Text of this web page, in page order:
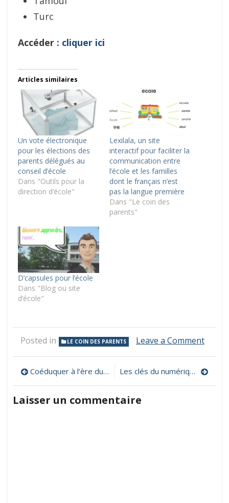
Turc
Accéder : cliquer ici
Articles similaires
Un vote électronique
pour les élections des
parents délégués au
conseil d’école
Dans "Outils pour la
direction d’école"
Lexilala, un site
interactif pour faciliter la
communication entre
l’école et les familles
dont le français n’est
pas la langue première
Dans "Le coin des
parents"
D’capsules pour l’école
Dans "Blog ou site
d’école"
Posted in LE COIN DES PARENTS Leave a Commenton
aux
Navigation
de
l’article
Coéduquer à l’ère du numérique, un magazine spécial pour les parents à télécharger gratuitement Les clés du numérique, une web-série pédagogique d’éducation au numérique
Laisser un commentaire